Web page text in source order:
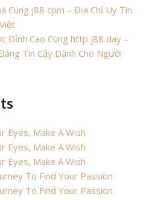
Cùng j88 cpm – Địa Chỉ Uy Tín
Đỉnh Cao Cùng http j88 day –
Tin Cậy Dành Cho Người
Eyes, Make A Wish
Eyes, Make A Wish
Eyes, Make A Wish
To Find Your Passion
To Find Your Passion